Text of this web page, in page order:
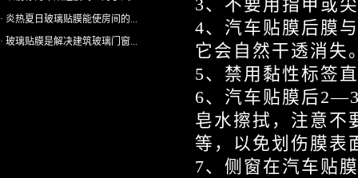
· 炎热夏日玻璃贴膜能使房间的...
· 玻璃贴膜是解决建筑玻璃门窗...
3、不要用指甲或
4、汽车贴膜后膜
它会自然干透消失
5、禁用黏性标签
6、汽车贴膜后
皂水擦拭，注意不
等，以免划伤膜表
7、侧窗在汽车贴